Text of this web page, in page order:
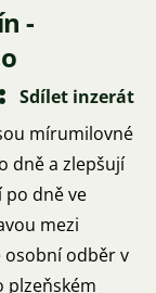
-
Sdílet inzerát
mírumilovné
dně a zlepšují
po dně ve
mezi